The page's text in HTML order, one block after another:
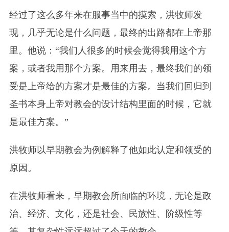
经过了这么多年来在服事当中的摸索，洪牧师发
现，几乎无论是什么问题，最终的出路都在上帝那
里。他说：“我们人很多的时候会觉得我用这个方
案，或者我用那个方案。用来用去，最终我们的领
受是上帝给的方案才是最佳的方案。当我们回归到
圣书本身上帝对教会的设计结构里面的时候，它就
是最佳方案。”
洪牧师以早期教会为例解释了他如此认定和领受的
原因。
在洪牧师看来，早期教会所面临的环境，无论是政
治、经济、文化，还是社会、民族性、阶级性等